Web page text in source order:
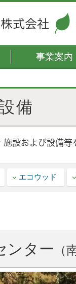
事業案内
備
4日（2019
年2月8
新）
設および設備等
エコウッド
ンター （